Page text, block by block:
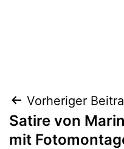
Vorheriger
Satire von
mit